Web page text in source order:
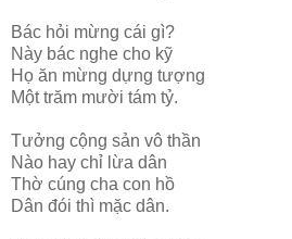
Bác hỏi mừng cái gì?
Này bác nghe cho kỹ
Họ ăn mừng dựng tượng
Một trăm mười tám tỷ.
Tưởng cộng sản vô thần
Nào hay chỉ lừa dân
Thờ cúng cha con hồ
Dân đói thì mặc dân.